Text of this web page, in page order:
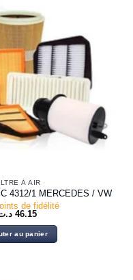
À AIR
4312/1 MERCEDES / VW
de fidélité
46.15
au panier